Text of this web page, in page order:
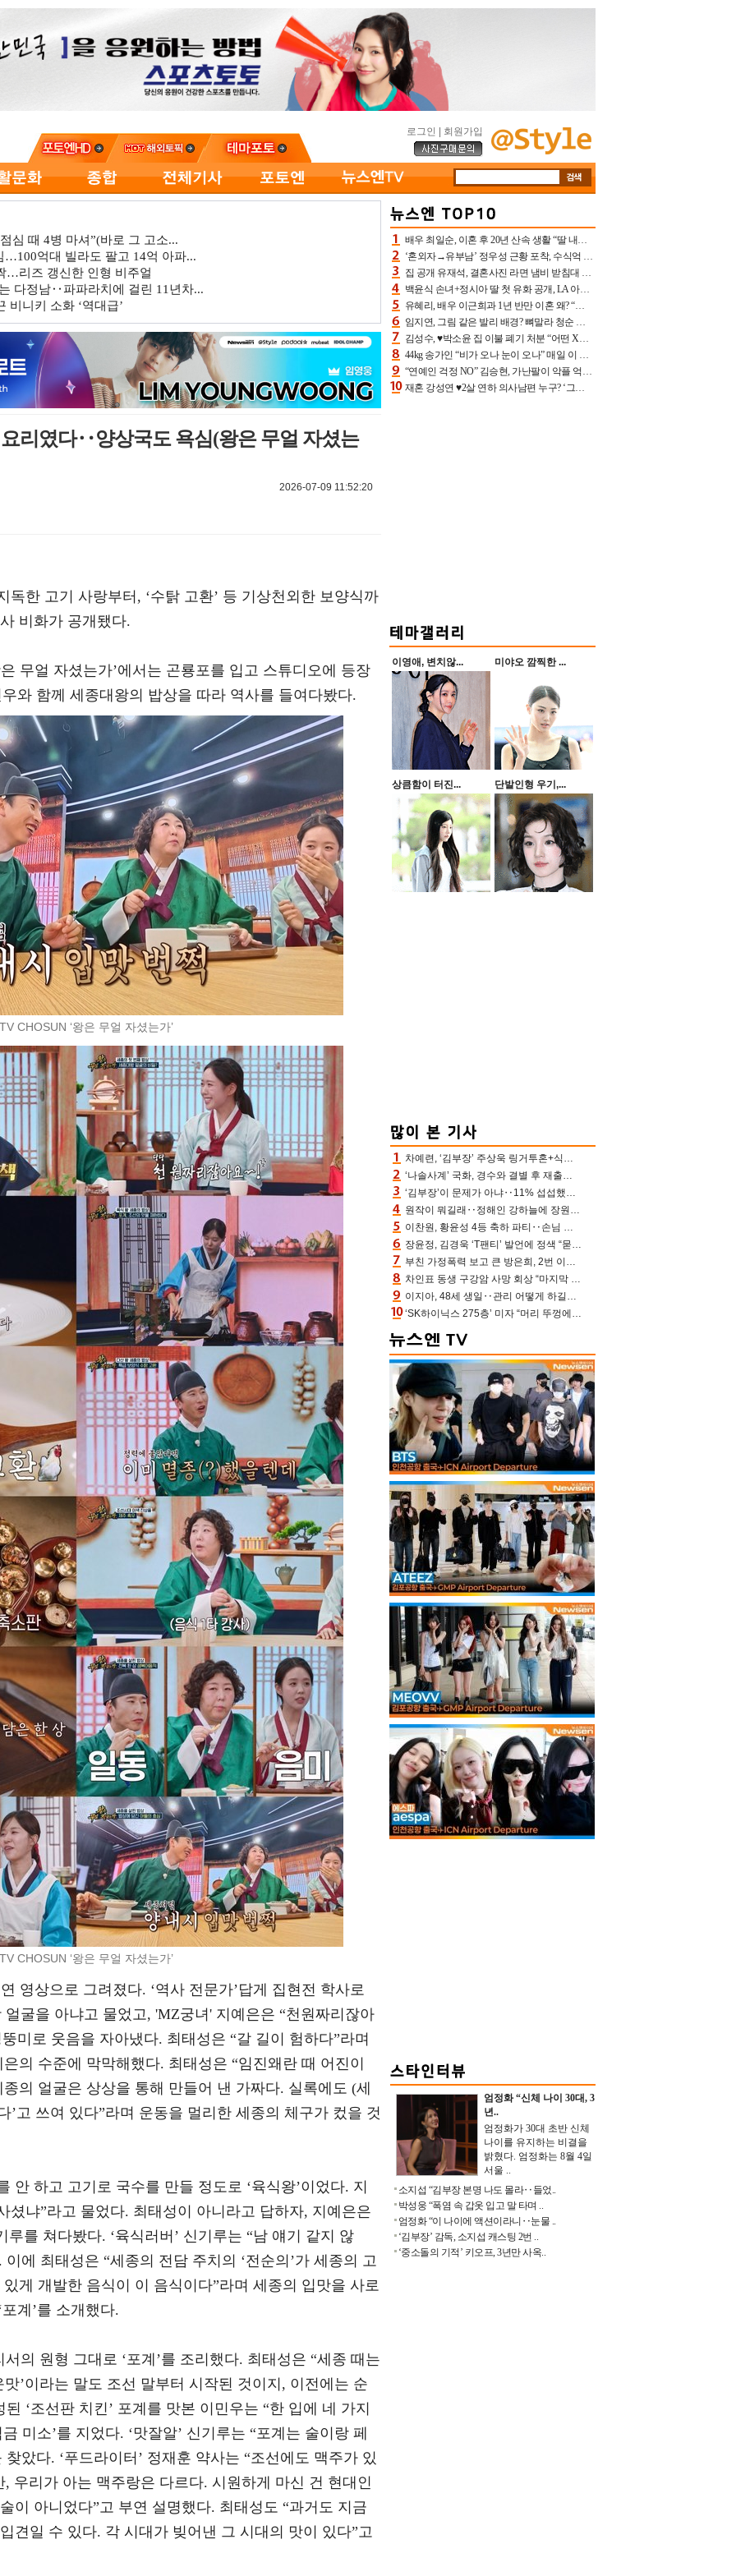
로그인 회원가입
심 때 4병 마셔”(바로 그 고소...
억대 빌라도 팔고 14억 아파...
…리즈 갱신한 인형 비주얼
다정남‥파파라치에 걸린 11년차...
비니키 소화 ‘역대급’
리였다‥양상국도 욕심(왕은 무얼 자셨는
2026-07-09 11:52:20
한 고기 사랑부터, ‘수탉 고환’ 등 기상천외한 보양식까
비화가 공개됐다.
무얼 자셨는가’에서는 곤룡포를 입고 스튜디오에 등장
와 함께 세종대왕의 밥상을 따라 역사를 들여다봤다.
CHOSUN ‘왕은 무얼 자셨는가’
CHOSUN ‘왕은 무얼 자셨는가’
영상으로 그려졌다. ‘역사 전문가’답게 집현전 학사로
얼굴을 아냐고 물었고, 'MZ궁녀' 지예은은 “천원짜리잖아
미로 웃음을 자아냈다. 최태성은 “갈 길이 험하다”라며
의 수준에 막막해했다. 최태성은 “임진왜란 때 어진이
의 얼굴은 상상을 통해 만들어 낸 가짜다. 실록에도 (세
’고 쓰여 있다”라며 운동을 멀리한 세종의 체구가 컸을 것
안 하고 고기로 국수를 만들 정도로 ‘육식왕’이었다. 지
셨냐”라고 물었다. 최태성이 아니라고 답하자, 지예은은
를 쳐다봤다. ‘육식러버’ 신기루는 “남 얘기 같지 않
에 최태성은 “세종의 전담 주치의 ‘전순의’가 세종의 고
게 개발한 음식이 이 음식이다”라며 세종의 입맛을 사로
계’를 소개했다.
의 원형 그대로 ‘포계’를 조리했다. 최태성은 “세종 때는
’이라는 말도 조선 말부터 시작된 것이지, 이전에는 순
‘조선판 치킨’ 포계를 맛본 이민우는 “한 입에 네 가지
미소’를 지었다. ‘맛잘알’ 신기루는 “포계는 술이랑 페
았다. ‘푸드라이터’ 정재훈 약사는 “조선에도 맥주가 있
, 우리가 아는 맥주랑은 다르다. 시원하게 마신 건 현대인
이 아니었다”고 부연 설명했다. 최태성도 “과거도 지금
견일 수 있다. 각 시대가 빚어낸 그 시대의 맛이 있다”고
배우 최일순, 이혼 후 20년 산속 생활 “딸 내가 버렸다고 원망‥맘 아파”(특종)[어제TV]
‘혼외자→유부남’ 정우성 근황 포착, 수식억 해킹 피해 후배 만났다 “존경하는”
집 공개 유재석, 결혼사진 라면 냄비 받침대 되고 분노‥가족사진도 피해(놀뭐)[어제TV]
백윤식 손녀+정시아 딸 첫 유화 공개, LA 아트쇼→서울국제조각페스타 작가다운 수준급 실력
유혜리, 배우 이근희과 1년 반만 이혼 왜? “식칼 꽂고 의자 던져” 충격 폭로(특종)[어제TV]
임지연, 그림 같은 발리 배경? 뼈말라 청순 비키니 핏에 상대 안 되네
김성수, ♥박소윤 집 이불 폐기 처분 “어떤 X이랑 썼을지 몰라” 질투(신랑수업2)[어제TV]
44kg 송가인 “비가 오나 눈이 오나” 매일 이 운동, 허벅지 근육량 상승+체지방 감소
“연예인 걱정 NO” 김승현, 가난팔이 악플 억울할만‥아내+딸과 日 여행
재혼 강성연 ♥2살 연하 의사남편 누구? ‘그알’ 자문의에 훈남 비주얼 초엘리트 스펙 [종합]
이영애, 변치않... 미야오 깜찍한 ...
상큼함이 터진... 단발인형 우기,...
차예련, ‘김부장’ 주상욱 링거투혼+식스팩 비화 “옷 벗는데 아저씨는 안 된다고”(차장금)
‘나솔사계’ 국화, 경수와 결별 후 재출연…첫인상 3표 몰표
‘김부장’이 문제가 아냐‥11% 섭섭했던 ‘재벌X형사2’ 돈·빽 총동원해 컴백 [TV보고서]
원작이 뭐길래‥정해인 강하늘에 장원영까지 참여한 이 영화
이찬원, 황윤성 4등 축하 파티‥손님 모으려 블랙핑크 지수와 친한 척(편스토랑)[어제TV]
장윤정, 김경욱 ‘T팬티’ 발언에 정색 “묻지 않았는데, 그것도 성희롱”(장공장)
부친 가정폭력 보고 큰 방은희, 2번 이혼 후 잠수→母 고독사에 자책(특종세상)[어제TV]
차인표 동생 구강암 사망 회상 “마지막 순간 동생 손 잡아준 신애라, 두고두고 고마워” (신애라이프)
이지아, 48세 생일‥관리 어떻게 하길래 놀라운 동안 미모
‘SK하이닉스 275층’ 미자 “머리 뚜껑에서 사, 주식만 안 해도 돈 버는 것”
엄정화 “신체 나이 30대, 3
년..
엄정화가 30대 초반 신체
나이를 유지하는 비결을
밝혔다. 엄정화는 8월 4일
서울 ..
소지섭 “김부장 본명 나도 몰라‥들었..
박성웅 “폭염 속 갑옷 입고 말 타며 ..
엄정화 “이 나이에 액션이라니‥눈물 ..
‘김부장’ 감독, 소지섭 캐스팅 2번 ..
‘중소돌의 기적’ 키오프, 3년만 사옥..